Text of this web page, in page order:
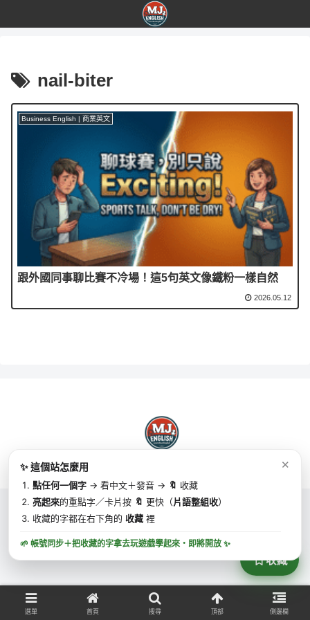
nail-biter
Business English | 商業英文
跟外國同事聊比賽不冷場！這5句英文像鐵粉一樣自然
2026.05.12
Copyright © 2025 MJ英語 | MJ English All Rights Reserved.
選單 首頁 搜尋 頂部 側邊欄
收藏
✨ 這個站怎麼用
點任何一個字 → 看中文＋發音 → 🔖 收藏
亮起來的重點字／卡片按 🔖 更快（片語整組收）
收藏的字都在右下角的 收藏 裡
🌱 帳號同步＋把收藏的字拿去玩遊戲學起來・ 即將開放 ✨
✕